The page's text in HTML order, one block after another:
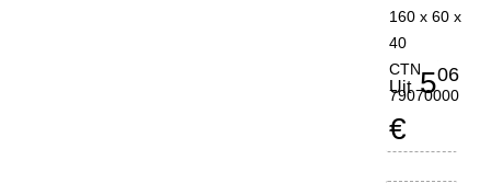
160 x 60 x
40
CTN
79070000
Uit506
€